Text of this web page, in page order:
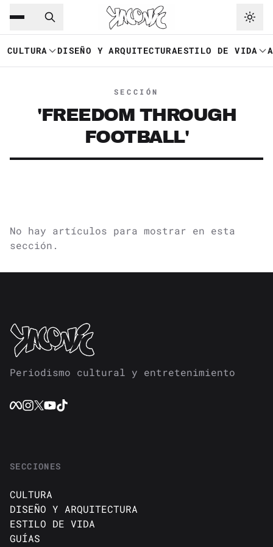
Saltar al contenido principal
CULTURA DISEÑO Y ARQUITECTURAESTILO DE VIDA
SECCIÓN
'FREEDOM THROUGH
FOOTBALL'
No hay artículos para mostrar en esta
sección.
Periodismo cultural y entretenimiento
SECCIONES
CULTURA
DISEÑO Y ARQUITECTURA
ESTILO DE VIDA
GUÍAS